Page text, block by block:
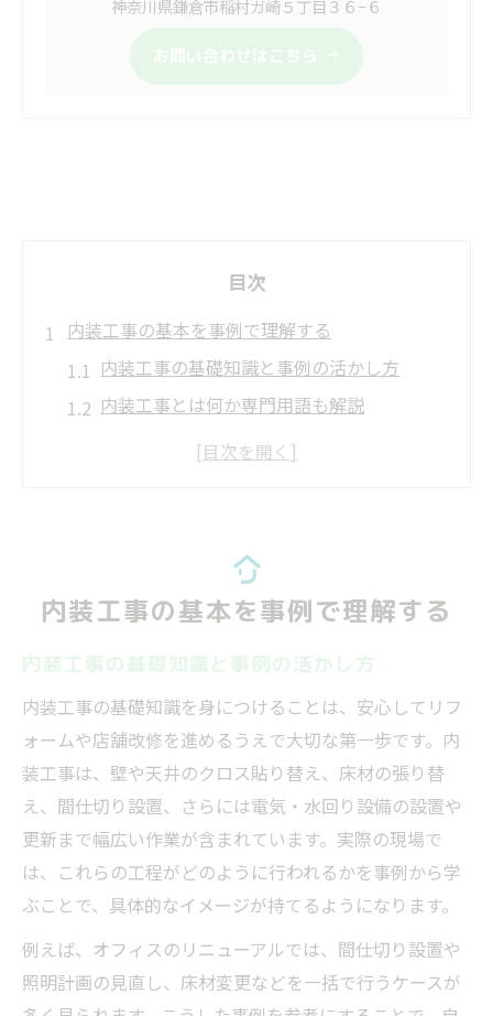
神奈川県鎌倉市稲村ガ崎５丁目３６−６
お問い合わせはこちら
目次
内装工事の基本を事例で理解する
内装工事の基礎知識と事例の活かし方
内装工事とは何か専門用語も解説
内装工事内容を実際の流れで理解
内装工事に含まれる主な工程とは
内装工事で行われる代表的な工程一覧
内装工事内容の流れと工程ごとの注意点
内装工事の中で重要となる作業内容を解説
内装工事はどこまでが業者対応範囲か
電気工事や仕上げ工事までの作業内容
費用面の疑問は内装工事の流れで解消
内装工事にかかる費用と流れの基本理解
内装工事費用の目安と内訳について解説
内装工事の流れで費用を抑えるポイント
内装工事の見積もりで確認すべき事項
内装工事と内装仕上げ工事の違いを整理
内装工事の基本を事例で理解する
内装工事の基礎知識と事例の活かし方
内装工事の基礎知識を身につけることは、安心してリフ
ォームや店舗改修を進めるうえで大切な第一歩です。内
装工事は、壁や天井のクロス貼り替え、床材の張り替
え、間仕切り設置、さらには電気・水回り設備の設置や
更新まで幅広い作業が含まれています。実際の現場で
は、これらの工程がどのように行われるかを事例から学
ぶことで、具体的なイメージが持てるようになります。
例えば、オフィスのリニューアルでは、間仕切り設置や
照明計画の見直し、床材変更などを一括で行うケースが